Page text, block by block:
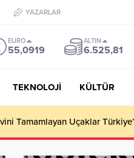
YAZARLAR
EURO
55,0919
ALTIN
6.525,81
TEKNOLOJİ KÜLTÜR